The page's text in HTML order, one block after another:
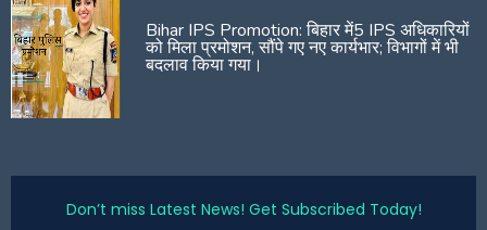
Bihar IPS Promotion: बिहार में5 IPS अधिकारियों
को मिला प्रमोशन, सौंपे गए नए कार्यभार; विभागों में भी
बदलाव किया गया।
Don’t miss Latest News! Get Subscribed Today!